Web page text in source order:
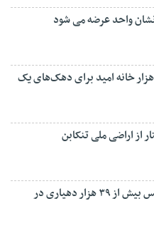
نشان واحد عرضه می شود
بنیاد مسکن ۲۲۰ هزار خانه امید برای دهک‌های یک
صدور مجوز تأسیس بیش از ۳۹ هزار دهیاری در